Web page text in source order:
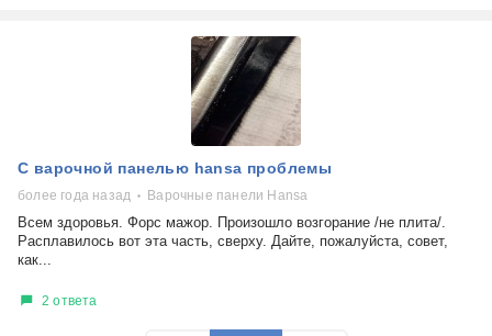
С варочной панелью hansa проблемы
более года назад Варочные панели Hansa
Всем здоровья. Форс мажор. Произошло возгорание /не плита/.
Расплавилось вот эта часть, сверху. Дайте, пожалуйста, совет,
как...
2 ответа